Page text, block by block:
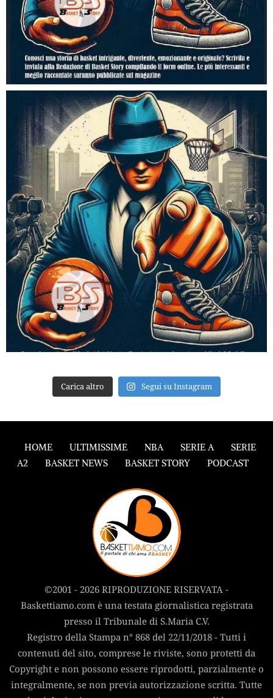
Carica altro Segui su Instagram
HOME ULTIMISSIME NBA SERIE A
SERIE
A2
BASKET NEWS BASKET STORY PODCAST
©2001 - 2026 RIPRODUZIONE RISERVATA -
Baskettiamo.com è una testata giornalistica registrata
presso il Tribunale di S.Maria C.V.
Registro della Stampa n° 868 del 22/11/2018 - Tutti i
contenuti del sito, comprese le riviste, sono protetti da
Copyright e non possono essere riprodotti, parzialmente o
integralmente, se non previa autorizzazione scritta. Tutte